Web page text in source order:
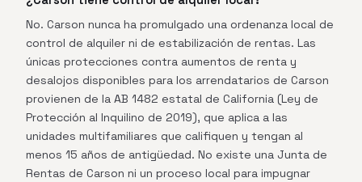
No. Carson nunca ha promulgado una ordenanza local de
control de alquiler ni de estabilización de rentas. Las
únicas protecciones contra aumentos de renta y
desalojos disponibles para los arrendatarios de Carson
provienen de la AB 1482 estatal de California (Ley de
Protección al Inquilino de 2019), que aplica a las
unidades multifamiliares que califiquen y tengan al
menos 15 años de antigüedad. No existe una Junta de
Rentas de Carson ni un proceso local para impugnar